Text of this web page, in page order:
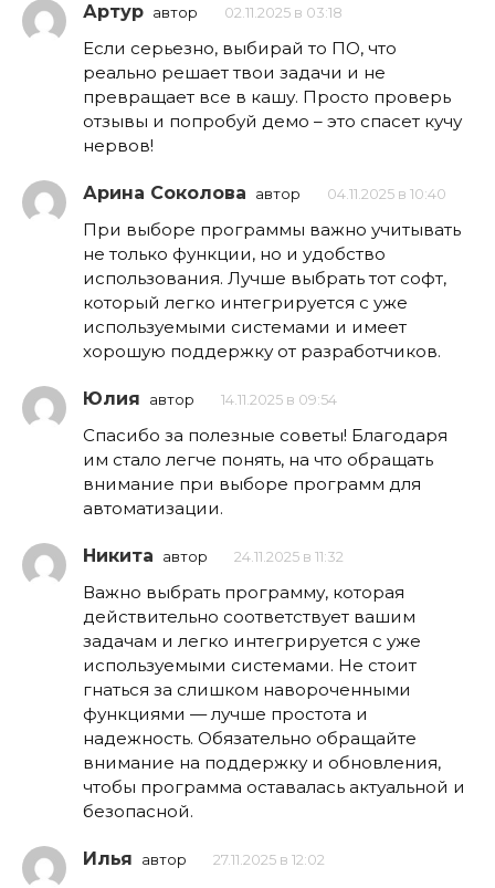
Артур автор 02.11.2025 в 03:18
Если серьезно, выбирай то ПО, что
реально решает твои задачи и не
превращает все в кашу. Просто проверь
отзывы и попробуй демо – это спасет кучу
нервов!
Арина Соколова автор 04.11.2025 в 10:40
При выборе программы важно учитывать
не только функции, но и удобство
использования. Лучше выбрать тот софт,
который легко интегрируется с уже
используемыми системами и имеет
хорошую поддержку от разработчиков.
Юлия автор 14.11.2025 в 09:54
Спасибо за полезные советы! Благодаря
им стало легче понять, на что обращать
внимание при выборе программ для
автоматизации.
Никита автор 24.11.2025 в 11:32
Важно выбрать программу, которая
действительно соответствует вашим
задачам и легко интегрируется с уже
используемыми системами. Не стоит
гнаться за слишком навороченными
функциями — лучше простота и
надежность. Обязательно обращайте
внимание на поддержку и обновления,
чтобы программа оставалась актуальной и
безопасной.
Илья автор 27.11.2025 в 12:02